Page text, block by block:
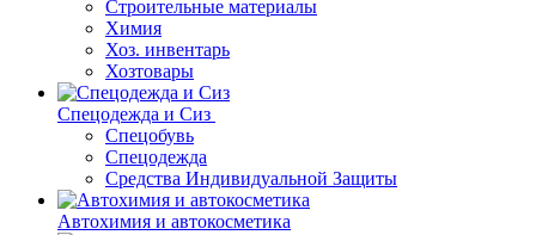
Строительные материалы
Химия
Хоз. инвентарь
Хозтовары
Спецодежда и Сиз
Спецобувь
Спецодежда
Средства Индивидуальной Защиты
Автохимия и автокосметика